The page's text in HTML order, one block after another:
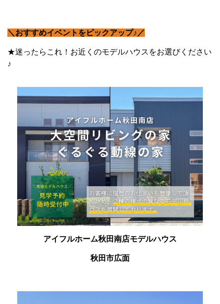
＼おすすめイベントをピックアップ♪／
★迷ったらこれ！お近くのモデルハウスをお選びください
♪
アイフルホーム秋田南店モデルハウス
秋田市広面